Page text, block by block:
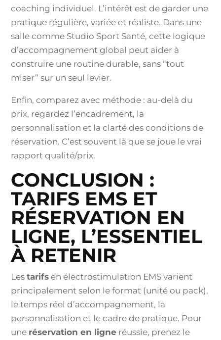
coaching individuel. L’intérêt est de garder une
pratique régulière, variée et réaliste. Dans une
salle comme Studio Sport Santé, cette logique
d’accompagnement global peut aider à
construire une routine durable, sans “tout
miser” sur un seul levier.
Enfin, comparez avec méthode : au-delà du
prix, regardez l’encadrement, la
personnalisation et la clarté des conditions de
réservation. C’est souvent là que se joue le vrai
rapport qualité/prix.
CONCLUSION :
TARIFS EMS ET
RÉSERVATION EN
LIGNE, L’ESSENTIEL
À RETENIR
Lestarifs en électrostimulation EMS varient
principalement selon le format (unité ou pack),
le temps réel d’accompagnement, la
personnalisation et le cadre de pratique. Pour
une réservation en ligne réussie, prenez le